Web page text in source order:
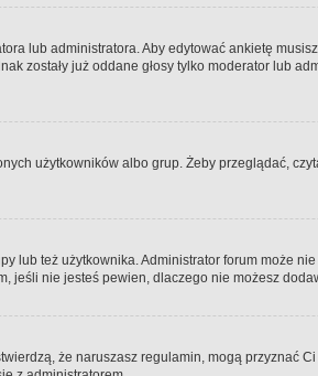
lub administratora. Aby edytować ankietę
zostały już oddane głosy tylko moderator lub
użytkowników albo grup. Żeby przeglądać,
lub też użytkownika. Administrator forum może
jeśli nie jesteś pewien, dlaczego nie możesz
że naruszasz regulamin, mogą